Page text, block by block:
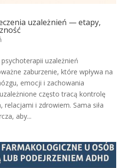
uzależnień — etapy,
uzależnień
zaburzenie, które wpływa na
emocji i zachowania
często tracą kontrolę
relacjami i zdrowiem. Sama siła
aby...